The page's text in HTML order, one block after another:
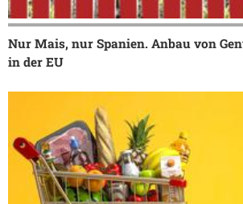
Nur Mais, nur Spanien. Anbau von
in der EU